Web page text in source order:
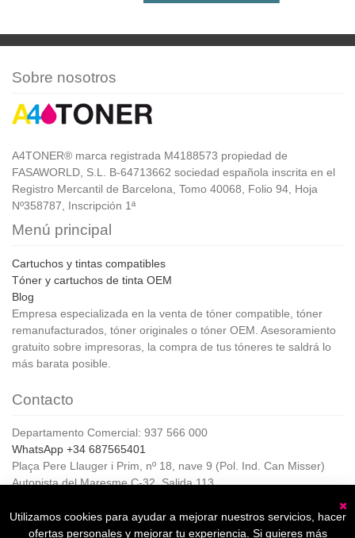
Sobre nosotros
A4TONER® marca registrada M4188573 propiedad de
FASAWORLD, S.L. B-64713662 sociedad española inscrita en el
Registro Mercantil de Barcelona, Tomo 40068, Folio 94, Hoja
Nº358787, Inscripción 1ª
Menú principal
Cartuchos y tintas compatibles
Tóner y cartuchos de tinta OEM
Blog
Empresa especializada en la venta de tóner compatible, tóner
remanufacturados, tóner originales o tóner OEM. Asesoramiento
gratuito sobre impresoras, la compra de tus tóneres te saldrá lo
más barata posible.
Contacto
Departamento Comercial: 937 566 000
WhatsApp +34 687565401
Plaça Pere Llauger i Prim, nº 18, nave 9 (Pol. Ind. Can Misser)
Autopista del Maresme C-32, Salida 113
Horario de Atención al cliente:
De lunes a jueves de 8:00 a 17:00,
Utilizamos cookies para ayudar a mejorar nuestros servicios, hacer
ofertas personales y mejorar tu experiencia. Si quieres más